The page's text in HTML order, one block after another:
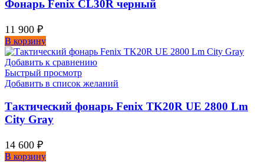
Фонарь Fenix CL30R черный
11 900 ₽
В корзину
Добавить к сравнению
Быстрый просмотр
Добавить в список желаний
Тактический фонарь Fenix TK20R UE 2800 Lm
City Gray
14 600 ₽
В корзину